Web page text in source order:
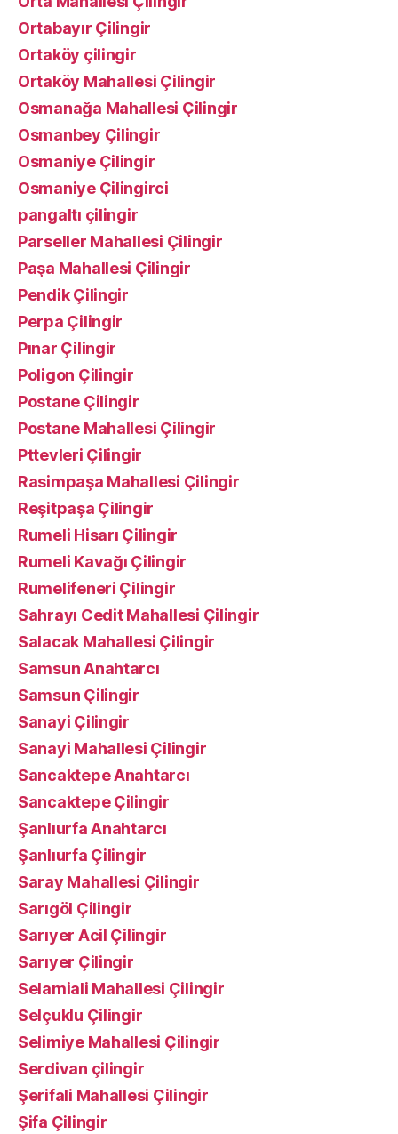
Ortabayır Çilingir
Ortaköy çilingir
Ortaköy Mahallesi Çilingir
Osmanağa Mahallesi Çilingir
Osmanbey Çilingir
Osmaniye Çilingir
Osmaniye Çilingirci
pangaltı çilingir
Parseller Mahallesi Çilingir
Paşa Mahallesi Çilingir
Pendik Çilingir
Perpa Çilingir
Pınar Çilingir
Poligon Çilingir
Postane Çilingir
Postane Mahallesi Çilingir
Pttevleri Çilingir
Rasimpaşa Mahallesi Çilingir
Reşitpaşa Çilingir
Rumeli Hisarı Çilingir
Rumeli Kavağı Çilingir
Rumelifeneri Çilingir
Sahrayı Cedit Mahallesi Çilingir
Salacak Mahallesi Çilingir
Samsun Anahtarcı
Samsun Çilingir
Sanayi Çilingir
Sanayi Mahallesi Çilingir
Sancaktepe Anahtarcı
Sancaktepe Çilingir
Şanlıurfa Anahtarcı
Şanlıurfa Çilingir
Saray Mahallesi Çilingir
Sarıgöl Çilingir
Sarıyer Acil Çilingir
Sarıyer Çilingir
Selamiali Mahallesi Çilingir
Selçuklu Çilingir
Selimiye Mahallesi Çilingir
Serdivan çilingir
Şerifali Mahallesi Çilingir
Şifa Çilingir